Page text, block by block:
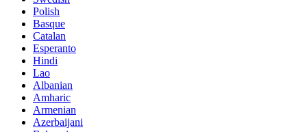
Polish
Basque
Catalan
Esperanto
Hindi
Lao
Albanian
Amharic
Armenian
Azerbaijani